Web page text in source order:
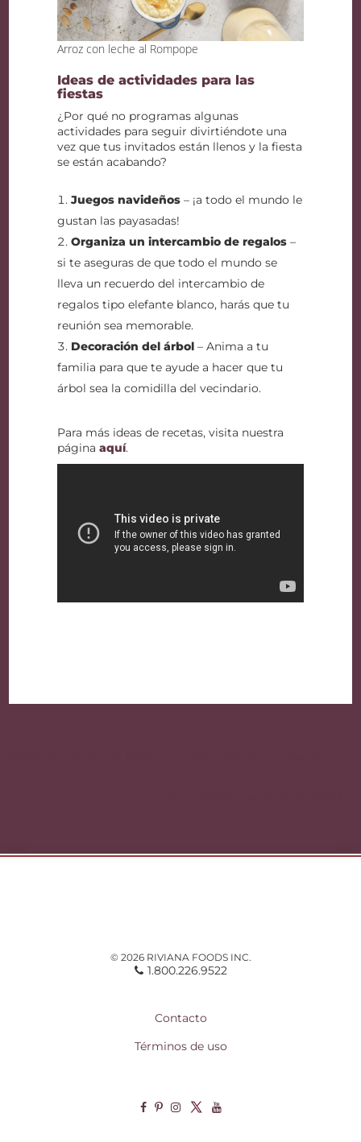
Arroz con leche al Rompope
Ideas de actividades para las
fiestas
¿Por qué no programas algunas
actividades para seguir divirtiéndote una
vez que tus invitados están llenos y la fiesta
se están acabando?
Juegos navideños – ¡a todo el mundo le
gustan las payasadas!
Organiza un intercambio de regalos –
si te aseguras de que todo el mundo se
lleva un recuerdo del intercambio de
regalos tipo elefante blanco, harás que tu
reunión sea memorable.
Decoración del árbol – Anima a tu
familia para que te ayude a hacer que tu
árbol sea la comidilla del vecindario.
Para más ideas de recetas, visita nuestra
páginaaquí.
© 2026 RIVIANA FOODS INC.
1.800.226.9522
Contacto
Términos de uso